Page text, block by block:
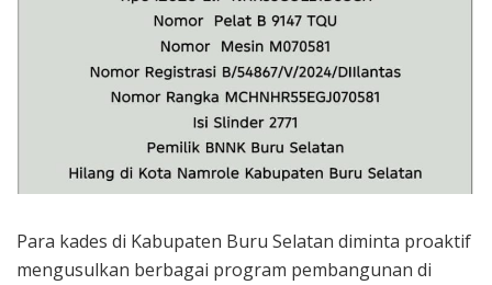
Para kades di Kabupaten Buru Selatan diminta proaktif
mengusulkan berbagai program pembangunan di